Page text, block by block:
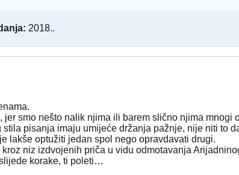
2018..
smo nešto nalik njima ili barem slično njima mnogi
pisanja imaju umijeće držanja pažnje, nije niti to
lakše optužiti jedan spol nego opravdavati drugi.
niz izdvojenih priča u vidu odmotavanja
korake, ti poleti…